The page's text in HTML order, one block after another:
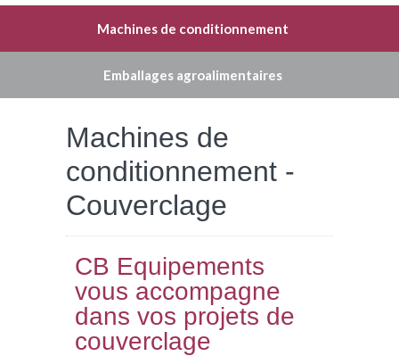
NOS ÉQUIPEMENTS
NOS SERVICES
Machines de conditionnement
Emballages agroalimentaires
Machines de
conditionnement -
Couverclage
CB Equipements
vous accompagne
dans vos projets de
couverclage